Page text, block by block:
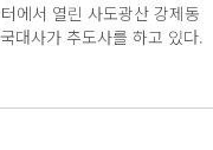
에서 열린 사도광산 강제동
대사가 추도사를 하고 있다.